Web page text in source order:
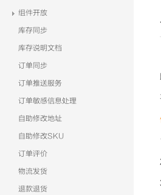
组件开放
库存同步
库存说明文档
订单同步
订单推送服务
订单敏感信息处理
自助修改地址
自助修改SKU
订单评价
物流发货
退款退货